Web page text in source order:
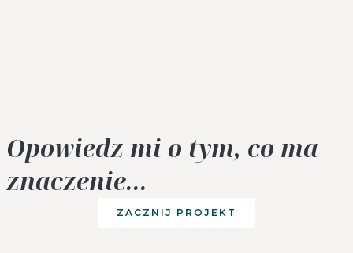
Opowiedz mi o tym, co ma
znaczenie...
ZACZNIJ PROJEKT